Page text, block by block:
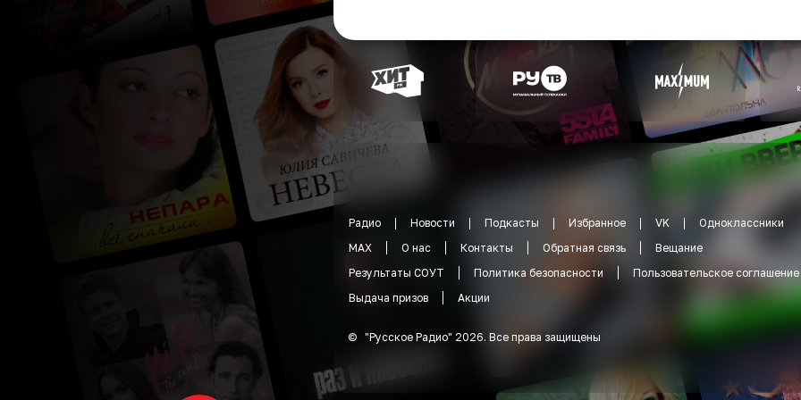
Радио Новости Подкасты Избранное VK
Одноклассники
MAX
О нас Контакты Обратная связь
Вещание
Результаты СОУТ
Политика безопасности
Пользовательское соглашение
Выдача призов
Акции
© "Русское Радио" 2026. Все права защищены